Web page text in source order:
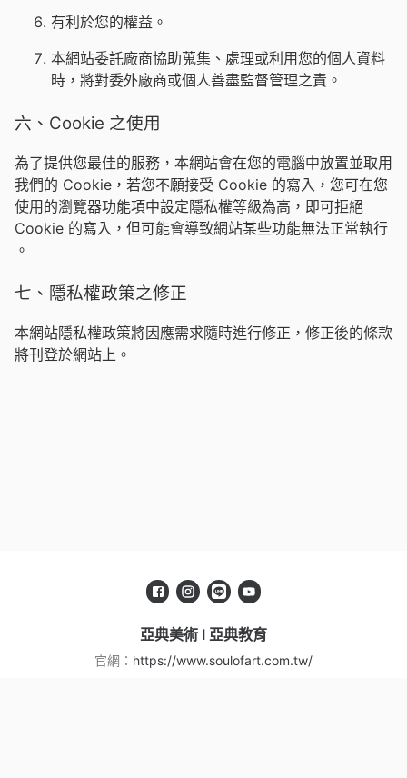
有利於您的權益。
本網站委託廠商協助蒐集、處理或利用您的個人資料
時，將對委外廠商或個人善盡監督管理之責。
六、Cookie 之使用
為了提供您最佳的服務，本網站會在您的電腦中放置並取用
我們的 Cookie，若您不願接受 Cookie 的寫入，您可在您
使用的瀏覽器功能項中設定隱私權等級為高，即可拒絕
Cookie 的寫入，但可能會導致網站某些功能無法正常執行
。
七、隱私權政策之修正
本網站隱私權政策將因應需求隨時進行修正，修正後的條款
將刊登於網站上。
亞典美術 I 亞典教育
官網： https://www.soulofart.com.tw/